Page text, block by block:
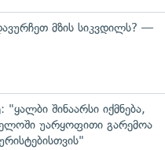
მზის სიკვდილს? —
"ყალბი შინაარსი იქმნება,
უარყოფითი გარემოა